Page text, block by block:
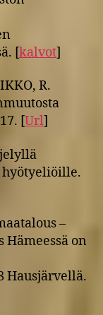
[kalvot]
R.
[Url]
–
on
Hausjärvellä.